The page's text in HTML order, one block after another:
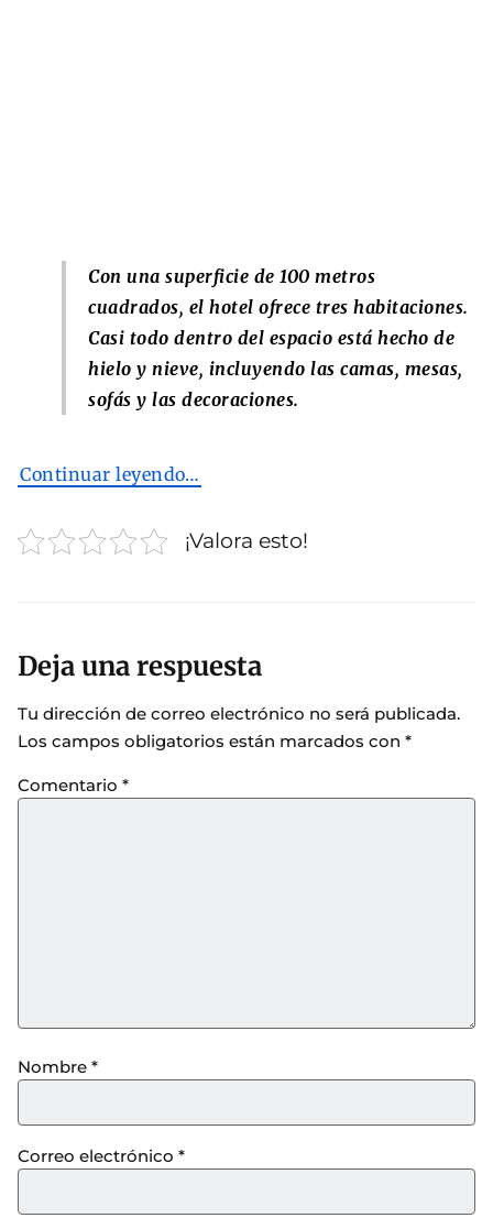
Con una superficie de 100 metros
cuadrados, el hotel ofrece tres habitaciones.
Casi todo dentro del espacio está hecho de
hielo y nieve, incluyendo las camas, mesas,
sofás y las decoraciones.
Continuar leyendo…
¡Valora esto!
Deja una respuesta
Tu dirección de correo electrónico no será publicada.
Los campos obligatorios están marcados con *
Comentario *
Nombre *
Correo electrónico *